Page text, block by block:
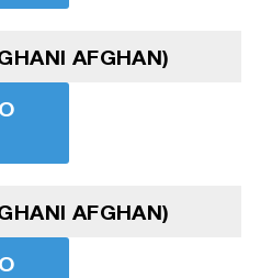
AFGHAN)
AFGHAN)